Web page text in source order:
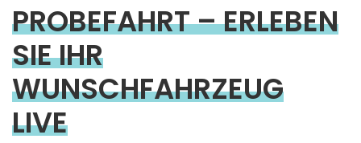
PROBEFAHRT – ERLEBEN
SIE IHR
WUNSCHFAHRZEUG
LIVE